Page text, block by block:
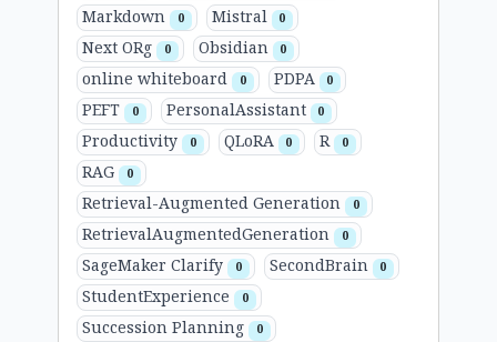
Markdown 0 Mistral 0
Next ORg 0 Obsidian 0
online whiteboard 0 PDPA 0
PEFT 0 PersonalAssistant 0
Productivity 0 QLoRA 0 R 0
RAG 0
Retrieval-Augmented Generation 0
RetrievalAugmentedGeneration 0
SageMaker Clarify 0 SecondBrain 0
StudentExperience 0
Succession Planning 0